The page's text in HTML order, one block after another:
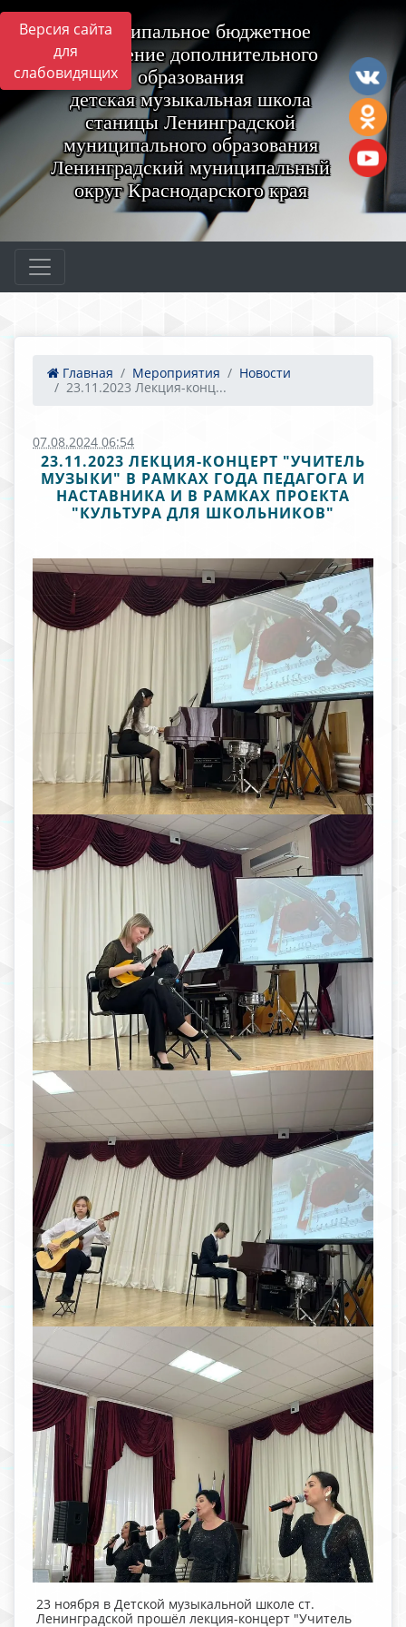
Версия сайта
для
слабовидящих
Муниципальное бюджетное
учреждение дополнительного
образования
детская музыкальная школа
станицы Ленинградской
муниципального образования
Ленинградский муниципальный
округ Краснодарского края
Главная Мероприятия
Новости
23.11.2023 Лекция-конц...
07.08.2024 06:54
23.11.2023 ЛЕКЦИЯ-КОНЦЕРТ "УЧИТЕЛЬ
МУЗЫКИ" В РАМКАХ ГОДА ПЕДАГОГА И
НАСТАВНИКА И В РАМКАХ ПРОЕКТА
"КУЛЬТУРА ДЛЯ ШКОЛЬНИКОВ"
23 ноября в Детской музыкальной школе ст.
Ленинградской прошёл лекция-концерт "Учитель